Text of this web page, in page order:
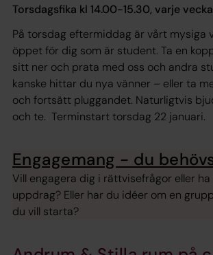
Torsdagsfika kl 14.00-15.30, varje
På torsdag eftermiddag är vårt mysiga
öppet för dig som är student. Ta en
sitt ner och prata med oss och andra
kanske hittar du nya vänner – eller ta
och fortsätt pluggandet. Naturligtvis
och te. Terminstart torsdag 22 januari.
Engagemang - du
Vill engagera dig i rättvisefrågor eller
uppdrag? Eller har du idéer om en
du vill starta?